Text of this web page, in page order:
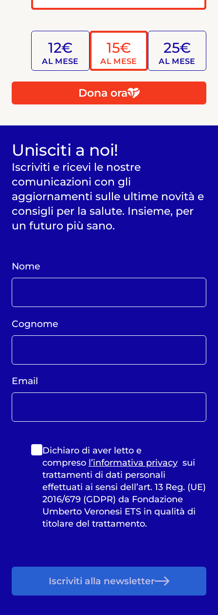
12€
AL MESE
15€
AL MESE
25€
AL MESE
Dona ora
Unisciti a noi!
Iscriviti e ricevi le nostre
comunicazioni con gli
aggiornamenti sulle ultime novità e
consigli per la salute. Insieme, per
un futuro più sano.
Nome
Cognome
Email
Dichiaro di aver letto e
compreso l’informativa privacysui
trattamenti di dati personali
effettuati ai sensi dell’art. 13 Reg. (UE)
2016/679 (GDPR) da Fondazione
Umberto Veronesi ETS in qualità di
titolare del trattamento.
Iscriviti alla newsletter